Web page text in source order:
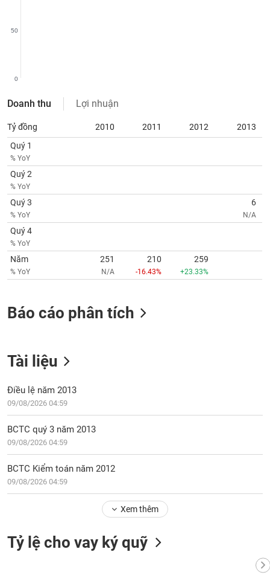
0
50
Doanh thu Lợi nhuận
Tỷ đồng 2010 2011 2012
2013
Quý 1
% YoY
Quý 2
% YoY
Quý 3
% YoY
6
N/A
Quý 4
% YoY
Năm
% YoY
251
N/A
210
-16.43%
259
+23.33%
Báo cáo phân tích
Tài liệu
Điều lệ năm 2013
09/08/2026 04:59
BCTC quý 3 năm 2013
09/08/2026 04:59
BCTC Kiểm toán năm 2012
09/08/2026 04:59
Xem thêm
Tỷ lệ cho vay ký quỹ
tạo
tài
Công
cụ
đầu
tư
Truyền
thông
Dữ
liệu
chính